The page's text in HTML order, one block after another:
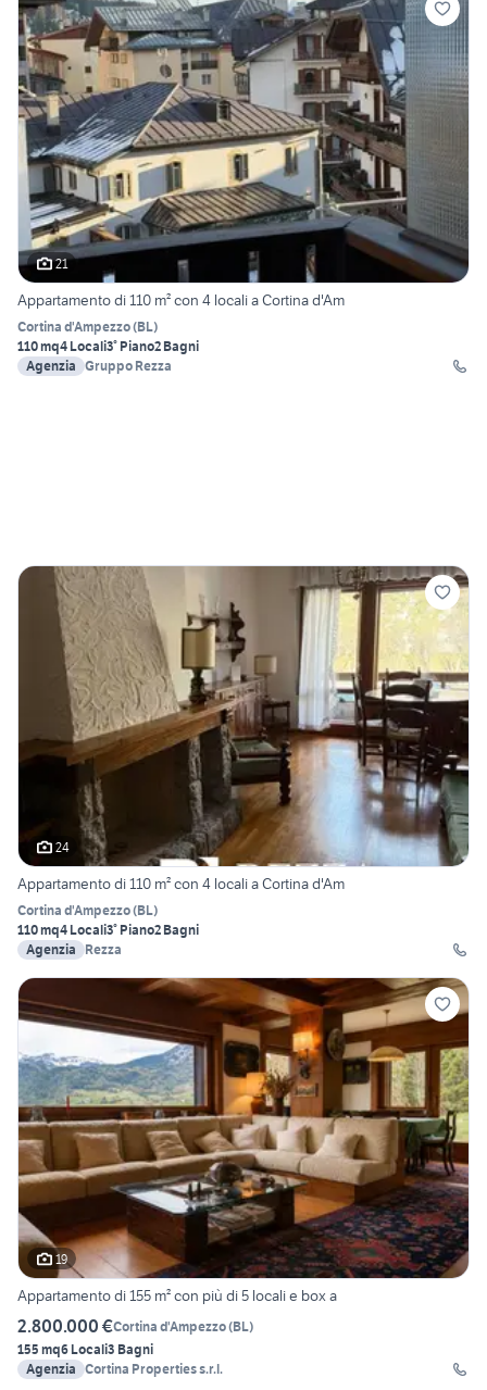
21
Appartamento di 110 m² con 4 locali a Cortina d'Am
Cortina d'Ampezzo(BL)
110 mq4 Locali3° Piano2 Bagni
Agenzia Gruppo Rezza
24
Appartamento di 110 m² con 4 locali a Cortina d'Am
Cortina d'Ampezzo(BL)
110 mq4 Locali3° Piano2 Bagni
Agenzia
Rezza
19
Appartamento di 155 m² con più di 5 locali e box a
2.800.000 €Cortina d'Ampezzo(BL)
155 mq6 Locali3 Bagni
Agenzia Cortina Properties s.r.l.